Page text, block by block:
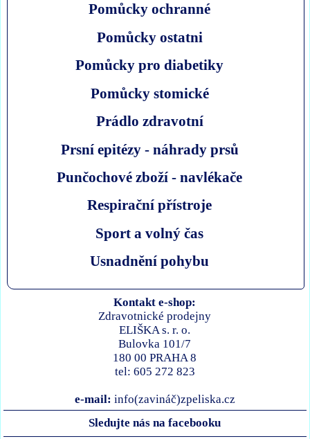
Pomůcky ochranné
Pomůcky ostatni
Pomůcky pro diabetiky
Pomůcky stomické
Prádlo zdravotní
Prsní epitézy - náhrady prsů
Punčochové zboží - navlékače
Respirační přístroje
Sport a volný čas
Usnadnění pohybu
Kontakt e-shop:
Zdravotnické prodejny
ELIŠKA s. r. o.
Bulovka 101/7
180 00 PRAHA 8
tel: 605 272 823
e-mail: info(zavináč)zpeliska.cz
Sledujte nás na facebooku